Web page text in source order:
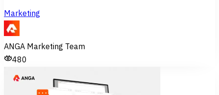
Marketing
ANGA Marketing Team
480